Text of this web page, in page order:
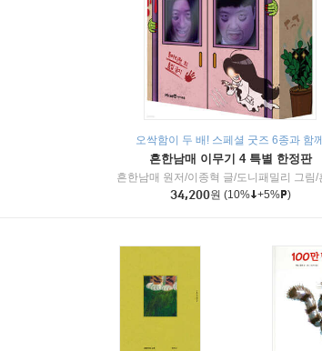
오싹함이 두 배! 스페셜 굿즈 6종과 함께
흔한남매 이무기 4 특별 한정판
34,200원 (10% +5% )